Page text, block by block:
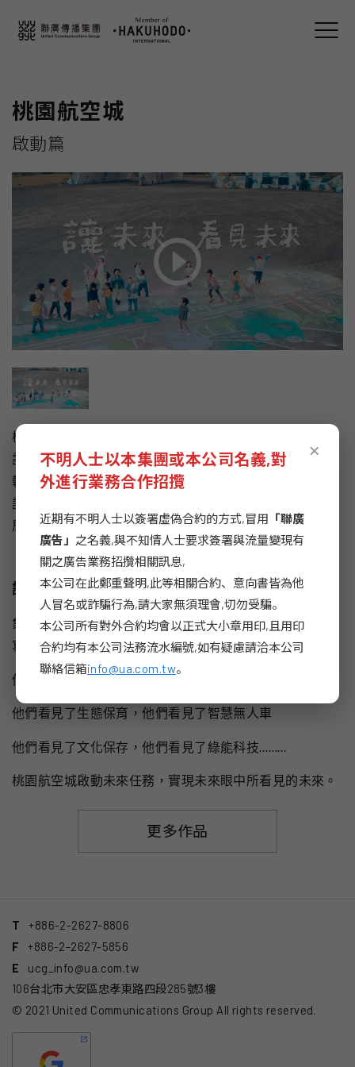
桃園航空城
啟動篇
桃園航空城是繼十大建議後，台灣數一數二的大型經濟建
設計劃，現階段啟動長達 20 年造城工程，不僅是台灣產業
轉型的關鍵，更是關乎下一代的未來發展。桃園航空城承
諾建設給下一代
居城市，一個美好的未來!
讓未來看見未來
象徵未來主人翁的小孩子們，在一片荒蕪的航空城基地上
寫生，
他們看見了什麼
他們看見了生態保育，他們看見了智慧無人車
他們看見了文化保存，他們看見了綠能科技………
桃園航空城啟動未來任務，實現未來眼中所看見的未來。
更多作品
T
+886-2-2627-8806
F
+886-2-2627-5856
E
ucg_info@ua.com.tw
106台北市大安區忠孝東路四段285號3樓
© 2021 United Communications Group All rights reserved.
×
不明人士以本集團或本公司名義,對
外進行業務合作招攬
近期有不明人士以簽署虛偽合約的方式,冒用 「聯廣
廣告」 之名義,與不知情人士要求簽署與流量變現有
關之廣告業務招攬相關訊息,
本公司在此鄭重聲明,此等相關合約、意向書皆為他
人冒名或詐騙行為,請大家無須理會,切勿受騙。
本公司所有對外合約均會以正式大小章用印,且用印
合約均有本公司法務流水編號,如有疑慮請洽本公司
聯絡信箱info@ua.com.tw。